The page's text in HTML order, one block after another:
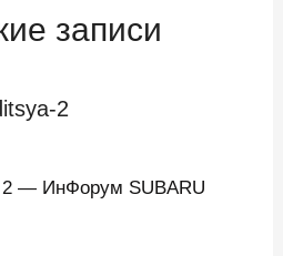
записи
2
— ИнФорум SUBARU